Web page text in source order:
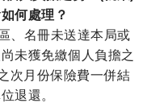
何處理？
、名冊未送達本局或
未獲免繳個人負擔之
次月份保險費一併結
退還。